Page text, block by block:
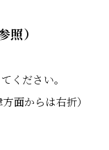
照）
ください。
面からは右折）